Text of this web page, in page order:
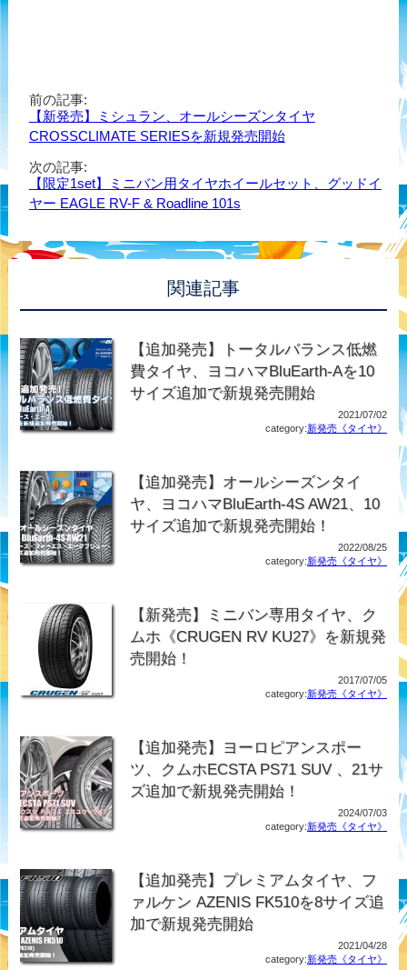
前の記事:
【新発売】ミシュラン、オールシーズンタイヤ
CROSSCLIMATE SERIESを新規発売開始
次の記事:
【限定1set】ミニバン用タイヤホイールセット、グッドイ
ヤー EAGLE RV-F & Roadline 101s
関連記事
【追加発売】トータルバランス低燃
費タイヤ、ヨコハマBluEarth-Aを10
サイズ追加で新規発売開始
2021/07/02
category:新発売《タイヤ》
【追加発売】オールシーズンタイ
ヤ、ヨコハマBluEarth-4S AW21、10
サイズ追加で新規発売開始！
2022/08/25
category:新発売《タイヤ》
【新発売】ミニバン専用タイヤ、ク
ムホ《CRUGEN RV KU27》を新規発
売開始！
2017/07/05
category:新発売《タイヤ》
【追加発売】ヨーロピアンスポー
ツ、クムホECSTA PS71 SUV 、21サ
ズ追加で新規発売開始！
2024/07/03
category:新発売《タイヤ》
【追加発売】プレミアムタイヤ、フ
ァルケン AZENIS FK510を8サイズ追
加で新規発売開始
2021/04/28
category:新発売《タイヤ》